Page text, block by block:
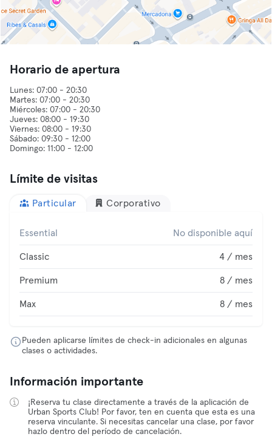
Horario de apertura
Lunes: 07:00 - 20:30
Martes: 07:00 - 20:30
Miércoles: 07:00 - 20:30
Jueves: 08:00 - 19:30
Viernes: 08:00 - 19:30
Sábado: 09:30 - 12:00
Límite de visitas
Particular Corporativo
Essential No disponible aquí
Classic 4 / mes
Premium 8 / mes
Max 8 / mes
Pueden aplicarse límites de check-in adicionales en algunas
clases o actividades.
Información importante
¡Reserva tu clase directamente a través de la aplicación de
Urban Sports Club! Por favor, ten en cuenta que esta es una
reserva vinculante. Si necesitas cancelar una clase, por favor
hazlo dentro del período de cancelación.